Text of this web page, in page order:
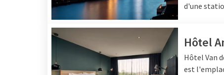
d'une
Hôtel
Hôtel Van
est